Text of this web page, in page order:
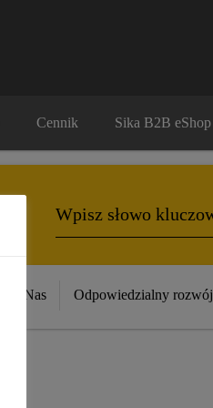
Cennik Sika B2B eShop
O Nas Odpowiedzialny rozwój